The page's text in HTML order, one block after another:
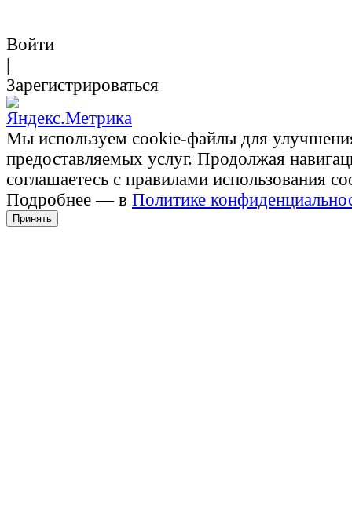
Войти
|
Зарегистрироваться
Мы используем cookie-файлы для
предоставляемых услуг. Продолжая
соглашаетесь с правилами использования
Подробнее — в Политике
Принять